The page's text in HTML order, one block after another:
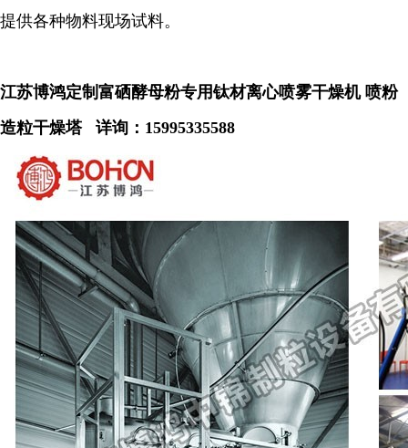
提供各种物料现场试料。
江苏博鸿定制富硒酵母粉专用钛材离心喷雾干燥机 喷粉
造粒干燥塔
详询： 15995335588